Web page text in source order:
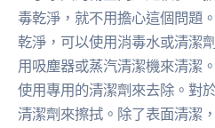
毒乾淨，就不用擔心這個問題
乾淨，可以使用消毒水或清潔
用吸塵器或蒸汽清潔機來清潔
使用專用的清潔劑來去除。對
清潔劑來擦拭。除了表面清潔